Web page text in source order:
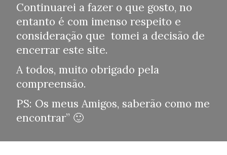
Continuarei a fazer o que gosto, no
entanto é com imenso respeito e
consideração que tomei a decisão de
encerrar este site.
A todos, muito obrigado pela
compreensão.
PS: Os meus Amigos, saberão como me
encontrar” 🙂